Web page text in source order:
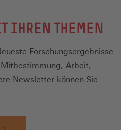
IHREN THEMEN
Forschungsergebnisse
Mitbestimmung, Arbeit,
Newsletter können Sie